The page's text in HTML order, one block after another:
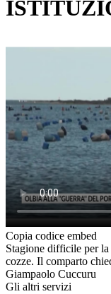
Copia codice embed
Stagione difficile per
cozze. Il comparto
Giampaolo Cuccuru
Gli altri servizi